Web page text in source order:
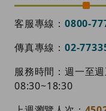
客服專線： 0800-
傳真專線： 02-
服務時間：週一至
08:30~18:30